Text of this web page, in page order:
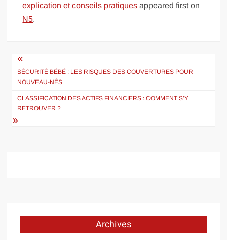
explication et conseils pratiques appeared first on
N5.
Navigation
de
l’article
SÉCURITÉ BÉBÉ : LES RISQUES DES COUVERTURES POUR
NOUVEAU-NÉS
CLASSIFICATION DES ACTIFS FINANCIERS : COMMENT S’Y
RETROUVER ?
Archives